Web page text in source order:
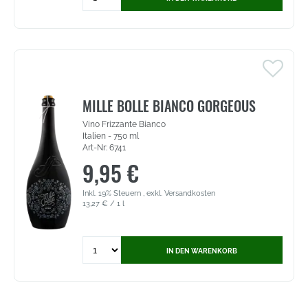
for
L'Appassione
(1868)
MILLE BOLLE BIANCO GORGEOUS
Vino Frizzante Bianco
Italien - 750 ml
Art-Nr: 6741
9,95 €
Inkl. 19% Steuern , exkl. Versandkosten
13,27 € / 1 l
for
Bolle
IN DEN WARENKORB